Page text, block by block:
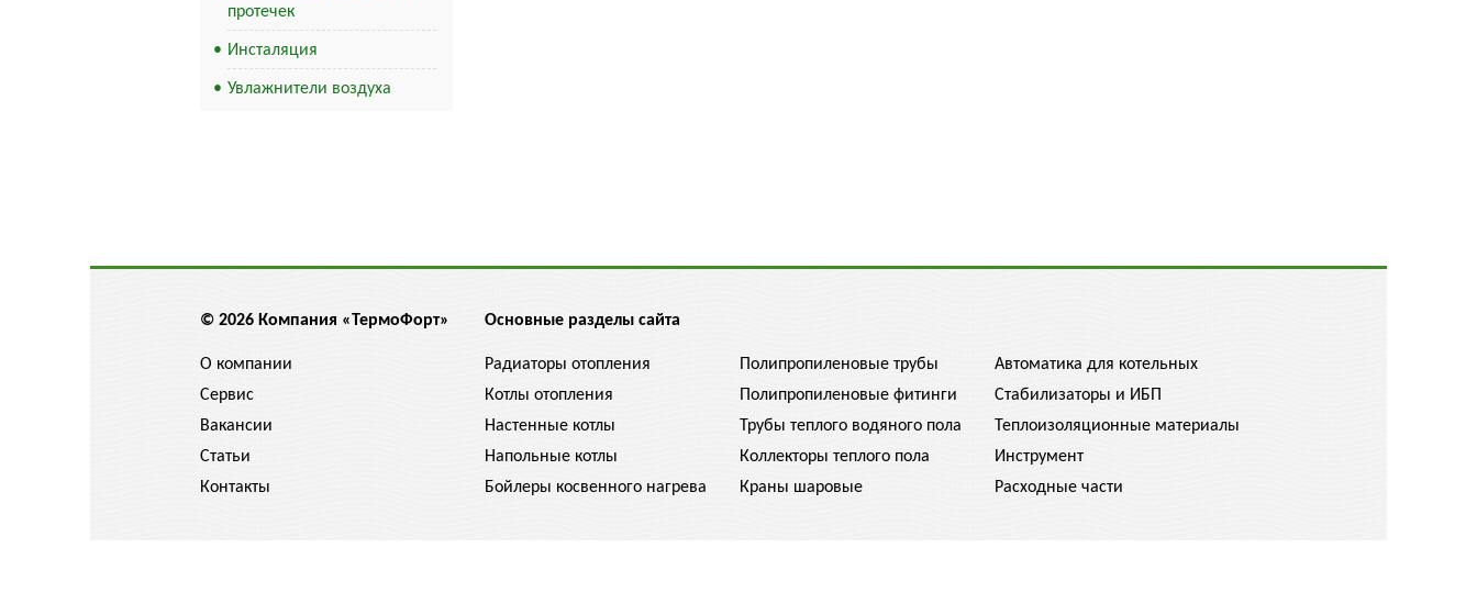
протечек
Инсталяция
Увлажнители воздуха
© 2026 Компания «ТермоФорт»
О компании
Сервис
Вакансии
Статьи
Контакты
Основные разделы сайта
Радиаторы отопления
Котлы отопления
Настенные котлы
Напольные котлы
Бойлеры косвенного нагрева
Полипропиленовые трубы
Полипропиленовые фитинги
Трубы теплого водяного пола
Коллекторы теплого пола
Краны шаровые
Автоматика для котельных
Стабилизаторы и ИБП
Теплоизоляционные материалы
Инструмент
Расходные части